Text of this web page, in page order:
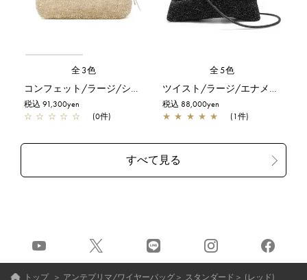
全3色
コンフェット/ラージ/シルバーゴールド
税込 91,300yen
☆ ☆ ☆ ☆ ☆ (0件)
全5色
ツイスト/ラージ/エナメルブラック
税込 88,000yen
★ ★ ★ ★ ★ (1件)
トップ ＞ アンテプリマ/ワイヤーバッグ＞ スタンダード ＞ (レッド)